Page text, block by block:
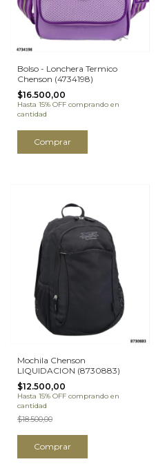
Bolso - Lonchera Termico
Chenson (4734198)
$16.500,00
Hasta 15% OFF comprando en
cantidad
Comprar
Mochila Chenson
LIQUIDACION (8730883)
$12.500,00
Hasta 15% OFF comprando en
cantidad
$18.500,00
Comprar